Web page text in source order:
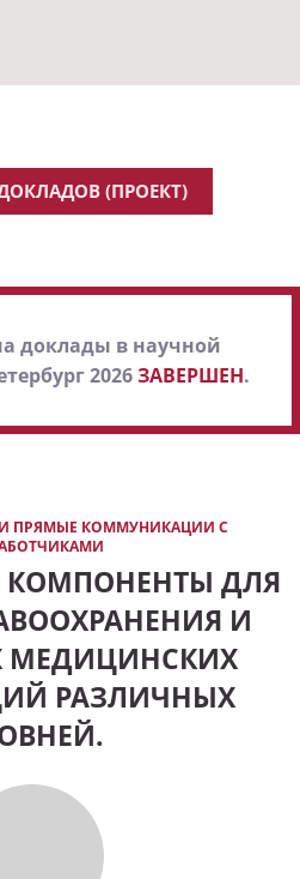
(ПРОЕКТ)
доклады в научной
2026ЗАВЕРШЕН.
ПРЯМЫЕ КОММУНИКАЦИИ С
ДЛЯ
И
МЕДИЦИНСКИХ
РАЗЛИЧНЫХ